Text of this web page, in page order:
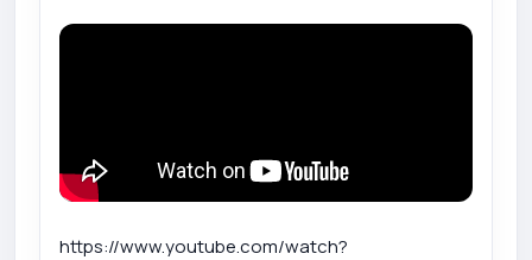
https://www.youtube.com/watch?